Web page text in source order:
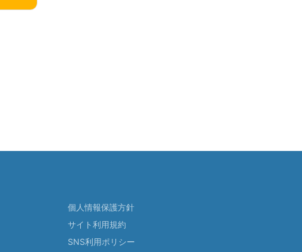
個人情報保護方針
サイト利用規約
SNS利用ポリシー